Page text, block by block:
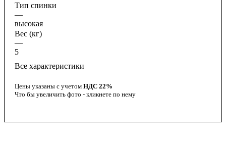
Тип спинки
—
высокая
Вес (кг)
—
5
Все характеристики
Цены указаны с учетом НДС 22%
Что бы увеличить фото - кликнете по нему